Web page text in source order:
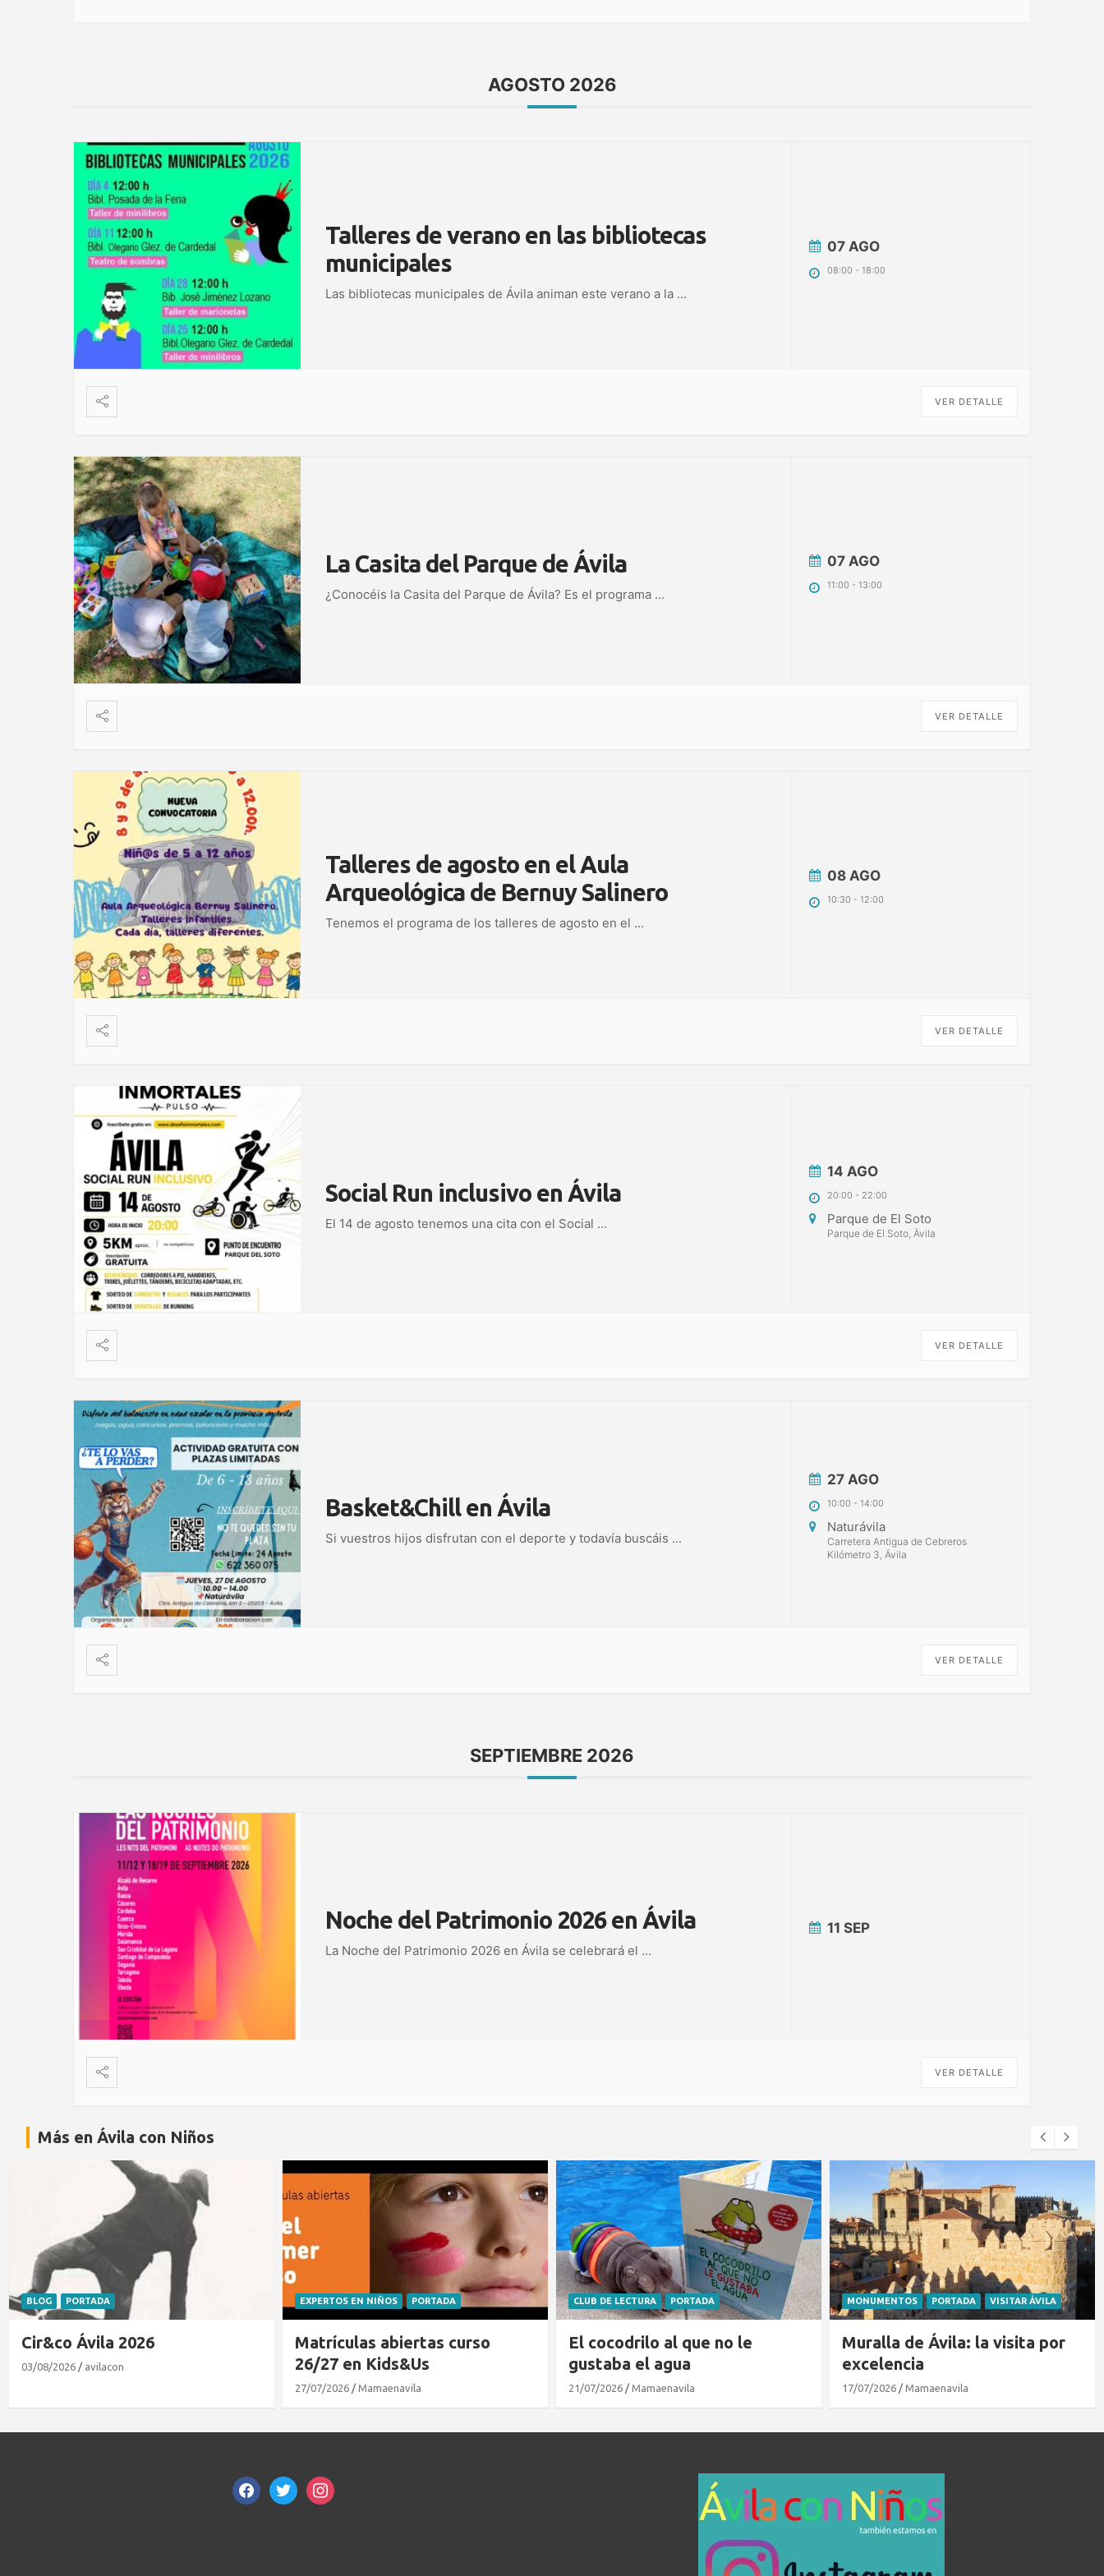
AGOSTO 2026
Talleres de verano en las bibliotecas
municipales
Las bibliotecas municipales de Ávila animan este verano a la ...
07 AGO
08:00 - 18:00
VER DETALLE
La Casita del Parque de Ávila
¿Conocéis la Casita del Parque de Ávila? Es el programa ...
07 AGO
11:00 - 13:00
VER DETALLE
Talleres de agosto en el Aula
Arqueológica de Bernuy Salinero
Tenemos el programa de los talleres de agosto en el ...
08 AGO
10:30 - 12:00
VER DETALLE
Social Run inclusivo en Ávila
El 14 de agosto tenemos una cita con el Social ...
14 AGO
20:00 - 22:00
Parque de El Soto
Parque de El Soto, Ävila
VER DETALLE
Basket&Chill en Ávila
Si vuestros hijos disfrutan con el deporte y todavía buscáis ...
27 AGO
10:00 - 14:00
Naturávila
Carretera Antigua de Cebreros
Kilómetro 3, Ävila
VER DETALLE
SEPTIEMBRE 2026
Noche del Patrimonio 2026 en Ávila
La Noche del Patrimonio 2026 en Ávila se celebrará el ...
11 SEP
VER DETALLE
Más en Ávila con Niños
EXPERTOS EN NIÑOS
Matrículas abiertas curso
26/27 en Kids&Us
CLUB DE LECTURA PORTADA
El cocodrilo al que no le
gustaba el agua
21/07/2026 Mamaenavila
MONUMENTOS PORTADA VISITAR ÁVILA
Muralla de Ávila: la visita por
excelencia
17/07/2026 Mamaenavila
BLOG PORTADA
Cir&co Ávila 2026
03/08/2026 avilacon
facebooktwitterinstagram